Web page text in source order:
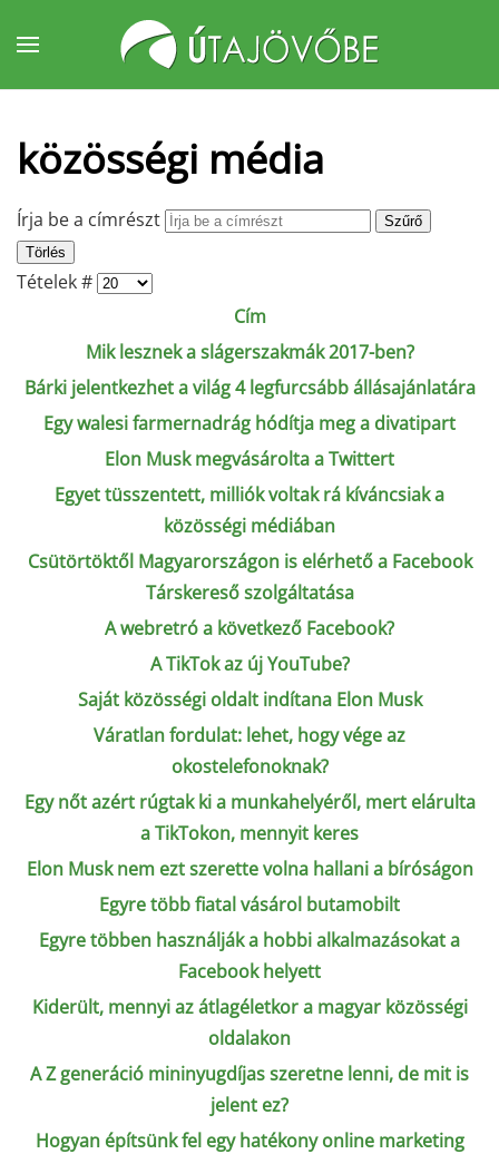
Fő tartalom átugrása
közösségi média
Írja be a címrészt
Szűrő
Törlés
Tételek #
Cím
Mik lesznek a slágerszakmák 2017-ben?
Bárki jelentkezhet a világ 4 legfurcsább állásajánlatára
Egy walesi farmernadrág hódítja meg a divatipart
Elon Musk megvásárolta a Twittert
Egyet tüsszentett, milliók voltak rá kíváncsiak a
közösségi médiában
Csütörtöktől Magyarországon is elérhető a Facebook
Társkereső szolgáltatása
A webretró a következő Facebook?
A TikTok az új YouTube?
Saját közösségi oldalt indítana Elon Musk
Váratlan fordulat: lehet, hogy vége az
okostelefonoknak?
Egy nőt azért rúgtak ki a munkahelyéről, mert elárulta
a TikTokon, mennyit keres
Elon Musk nem ezt szerette volna hallani a bíróságon
Egyre több fiatal vásárol butamobilt
Egyre többen használják a hobbi alkalmazásokat a
Facebook helyett
Kiderült, mennyi az átlagéletkor a magyar közösségi
oldalakon
A Z generáció mininyugdíjas szeretne lenni, de mit is
jelent ez?
Hogyan építsünk fel egy hatékony online marketing